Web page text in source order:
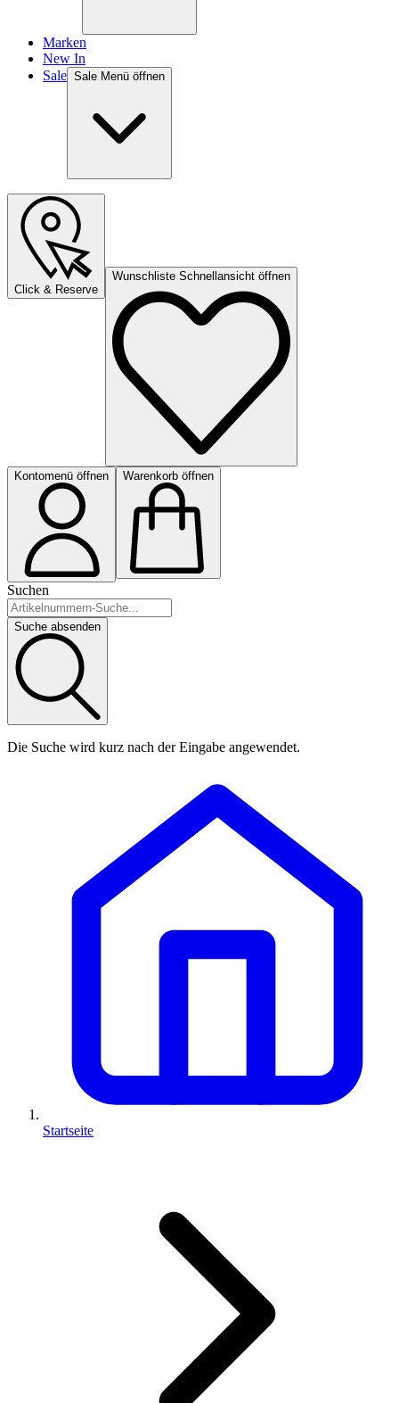
Marken
New In
Sale Sale Menü öffnen
Click & Reserve
Wunschliste Schnellansicht öffnen
Kontomenü öffnen Warenkorb öffnen
Suchen
Suche absenden
Die Suche wird kurz nach der Eingabe angewendet.
Startseite